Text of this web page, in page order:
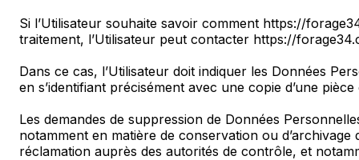
Si l’Utilisateur souhaite savoir comment https://
traitement, l’Utilisateur peut contacter https://
Dans ce cas, l’Utilisateur doit indiquer les Données
en s’identifiant précisément avec une copie d’une
Les demandes de suppression de Données
notamment en matière de conservation ou
réclamation auprès des autorités de contrôle, et